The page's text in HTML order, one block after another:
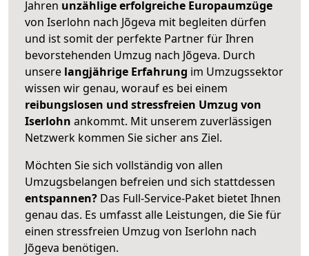
Jahren unzählige erfolgreiche Europaumzüge
von Iserlohn nach Jõgeva mit begleiten dürfen
und ist somit der perfekte Partner für Ihren
bevorstehenden Umzug nach Jõgeva. Durch
unsere langjährige Erfahrung im Umzugssektor
wissen wir genau, worauf es bei einem
reibungslosen und stressfreien Umzug von
Iserlohn ankommt. Mit unserem zuverlässigen
Netzwerk kommen Sie sicher ans Ziel.
Möchten Sie sich vollständig von allen
Umzugsbelangen befreien und sich stattdessen
entspannen? Das Full-Service-Paket bietet Ihnen
genau das. Es umfasst alle Leistungen, die Sie für
einen stressfreien Umzug von Iserlohn nach
Jõgeva benötigen.